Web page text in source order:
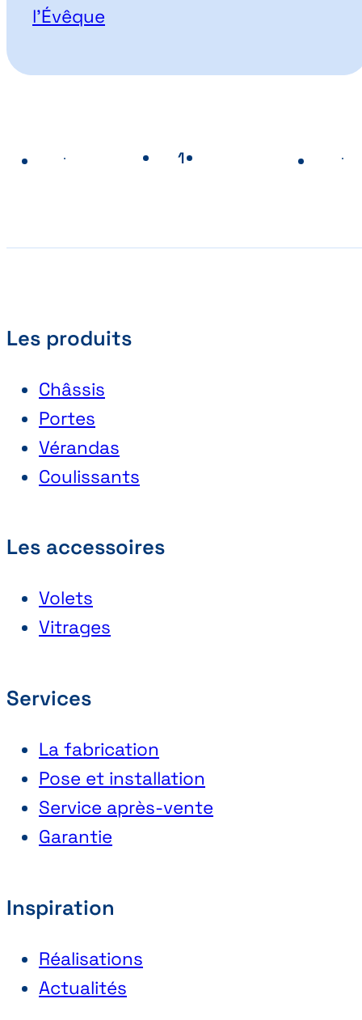
l’Évêque
Page
1- Page actuelle
Les produits
Châssis
Portes
Vérandas
Coulissants
Les accessoires
Volets
Vitrages
Services
La fabrication
Pose et installation
Service après-vente
Garantie
Inspiration
Réalisations
Actualités